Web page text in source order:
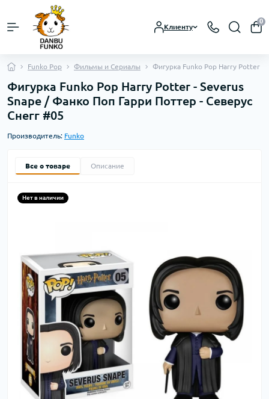
Клиенту
0
Funko Pop Фильмы и Сериалы Фигурка Funko Pop Harry Potter -
Фигурка Funko Pop Harry Potter - Severus
Snape / Фанко Поп Гарри Поттер - Северус
Снегг #05
Производитель: Funko
Все о товаре Описание
Нет в наличии